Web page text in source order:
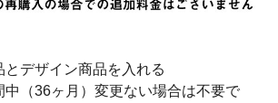
とデザイン商品を入れる
（36ヶ月）変更ない場合は不要で